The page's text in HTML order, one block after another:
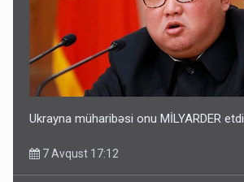
Ukrayna müharibəsi onu MİLYARDER etdi
7 Avqust 17:12